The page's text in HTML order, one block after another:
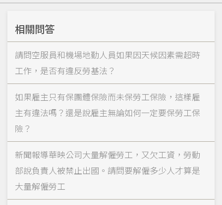
相關問答
請問空服員和機場地勤人員如果因天候因素需超時
工作，是否有違反勞基法？
如果雇主只有保團體保險而未保勞工保險，這樣雇
主有違法嗎？還是說雇主無論如何一定要保勞工保
險？
新聞報導華映公司大量解僱勞工，又欠工資，勞動
部說負責人被禁止出國。請問要解僱多少人才算是
大量解僱勞工